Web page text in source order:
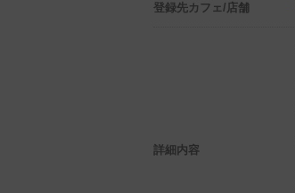
登録先カフェ/店舗
詳細内容